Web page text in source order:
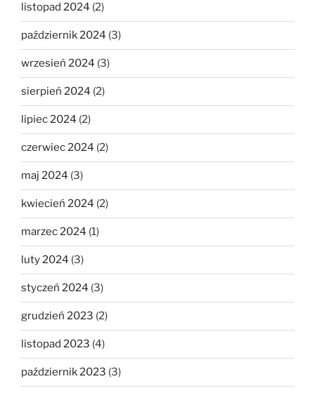
listopad 2024 (2)
październik 2024 (3)
wrzesień 2024 (3)
sierpień 2024 (2)
lipiec 2024 (2)
czerwiec 2024 (2)
maj 2024 (3)
kwiecień 2024 (2)
marzec 2024 (1)
luty 2024 (3)
styczeń 2024 (3)
grudzień 2023 (2)
listopad 2023 (4)
październik 2023 (3)